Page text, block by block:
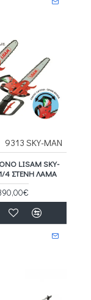
9313 SKY-MAN
LISAM SKY-
4 ΣΤΕΝΗ ΛΑΜΑ